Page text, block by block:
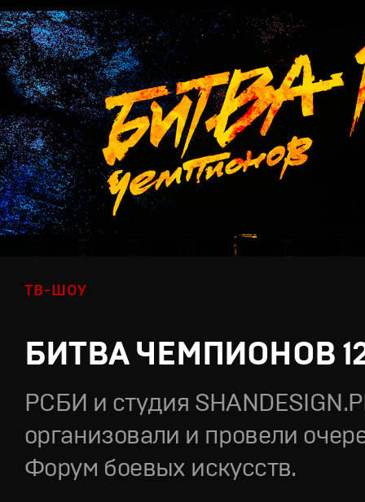
ТВ-ШОУ
БИТВА ЧЕМПИОНОВ
РСБИ и студия
организовали и провели
Форум боевых искусств.